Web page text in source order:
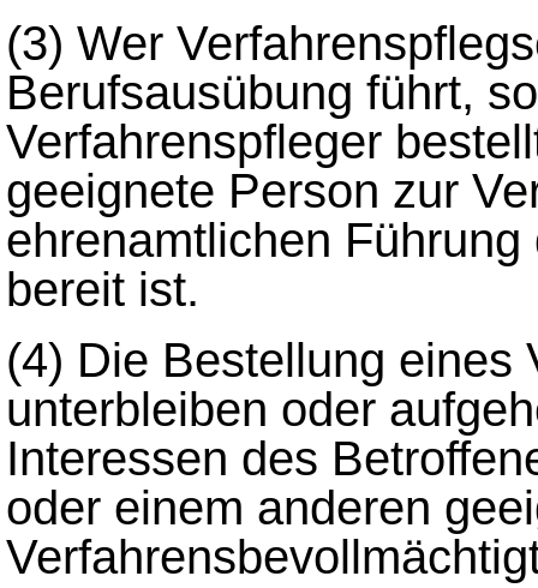
(3) Wer
Berufsausübung führt,
Verfahrenspfleger
geeignete Person zur
ehrenamtlichen
bereit ist.
(4) Die Bestellung eines
unterbleiben oder
Interessen des
oder einem anderen